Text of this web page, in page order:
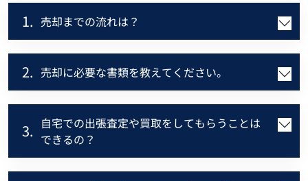
1. 売却までの流れは？
2. 売却に必要な書類を教えてください。
3. 自宅での出張査定や買取をしてもらうことは
できるの？